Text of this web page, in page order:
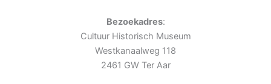
Bezoekadres:
Cultuur Historisch Museum
Westkanaalweg 118
2461 GW Ter Aar